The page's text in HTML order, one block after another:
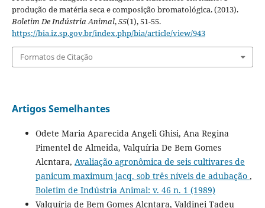
produção de matéria seca e composição bromatológica. (2013).
Boletim De Indústria Animal,55(1), 51-55.
https://bia.iz.sp.gov.br/index.php/bia/article/view/943
Formatos de Citação
Artigos Semelhantes
Odete Maria Aparecida Angeli Ghisi, Ana Regina
Pimentel de Almeida, Valquíria De Bem Gomes
Alcntara, Avaliação agronômica de seis cultivares de
panicum maximum jacq. sob três níveis de adubação ,
Boletim de Indústria Animal: v. 46 n. 1 (1989)
Valquíria de Bem Gomes Alcntara, Valdinei Tadeu